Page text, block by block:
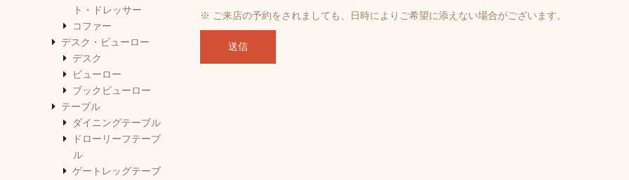
※ ご来店の予約をされましても、日時によりご希望に添えない場合がございます。
ト・ドレッサー
コファー
デスク・ビューロー
デスク
ビューロー
ブックビューロー
テーブル
ダイニングテーブル
ドローリーフテーブ
ル
ゲートレッグテーブ